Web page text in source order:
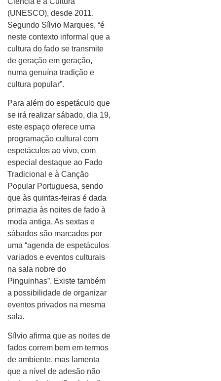
(UNESCO), desde 2011.
Segundo Sílvio Marques, “é
neste contexto informal que a
cultura do fado se transmite
de geração em geração,
numa genuína tradição e
cultura popular”.
Para além do espetáculo que
se irá realizar sábado, dia 19,
este espaço oferece uma
programação cultural com
espetáculos ao vivo, com
especial destaque ao Fado
Tradicional e à Canção
Popular Portuguesa, sendo
que às quintas-feiras é dada
primazia às noites de fado à
moda antiga. As sextas e
sábados são marcados por
uma “agenda de espetáculos
variados e eventos culturais
na sala nobre do
Pinguinhas”. Existe também
a possibilidade de organizar
eventos privados na mesma
sala.
Sílvio afirma que as noites de
fados correm bem em termos
de ambiente, mas lamenta
que a nível de adesão não